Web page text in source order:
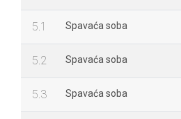
5.1 Spavaća soba
5.2 Spavaća soba
5.3 Spavaća soba